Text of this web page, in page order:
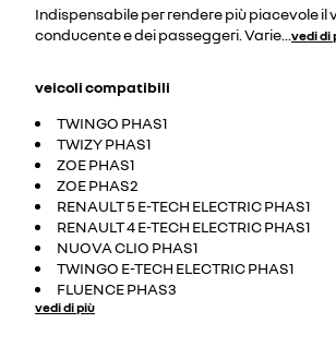
Indispensabile per rendere più piacevole il
conducente e dei passeggeri. Varie vedi di
veicoli compatibili
TWINGO PHAS1
TWIZY PHAS1
ZOE PHAS1
ZOE PHAS2
RENAULT 5 E-TECH ELECTRIC PHAS1
RENAULT 4 E-TECH ELECTRIC PHAS1
NUOVA CLIO PHAS1
TWINGO E-TECH ELECTRIC PHAS1
FLUENCE PHAS3
vedi di più